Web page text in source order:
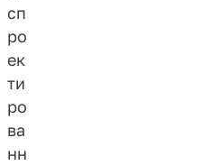
сп
ро
ек
ти
ро
ва
нн